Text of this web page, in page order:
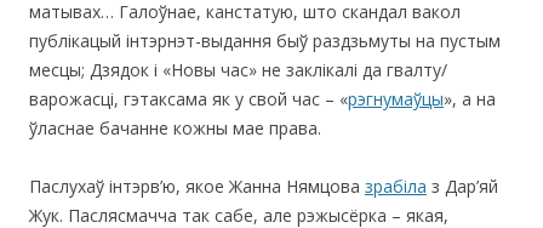
матывах… Галоўнае, канстатую, што скандал вакол
публікацый інтэрнэт-выдання быў раздзьмуты на пустым
месцы; Дзядок і «Новы час» не заклікалі да гвалту/
варожасці, гэтаксама як у свой час – «рэгнумаўцы», а на
ўласнае бачанне кожны мае права.
Паслухаў інтэрв’ю, якое Жанна Нямцова зрабіла з Дар’яй
Жук. Паслясмачча так сабе, але рэжысёрка – якая,